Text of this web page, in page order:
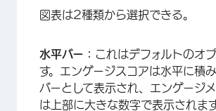
図表は2種類から選択できる。
水平バー： これはデフォルトのオ
す。エンゲージスコアは水平に積
バーとして表示され、エンゲージ
は上部に大きな数字で表示されます